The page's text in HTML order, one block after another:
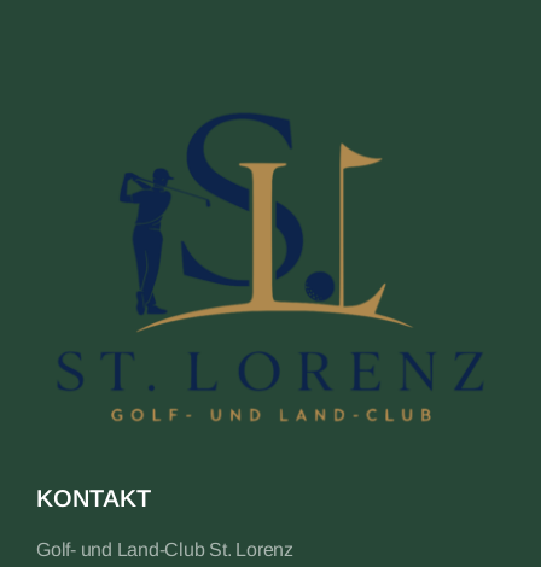
KONTAKT
Golf- und Land-Club St. Lorenz